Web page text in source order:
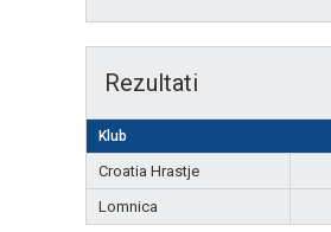
Rezultati
Klub
Croatia Hrastje
Lomnica